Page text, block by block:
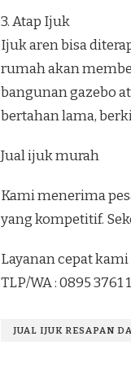
3. Atap Ijuk
Ijuk aren bisa
rumah akan
bangunan gazebo
bertahan lama,
Jual ijuk murah
Kami menerima
yang kompetitif.
Layanan cepat kami
TLP/WA : 0895 3761
JUAL IJUK RESAPAN